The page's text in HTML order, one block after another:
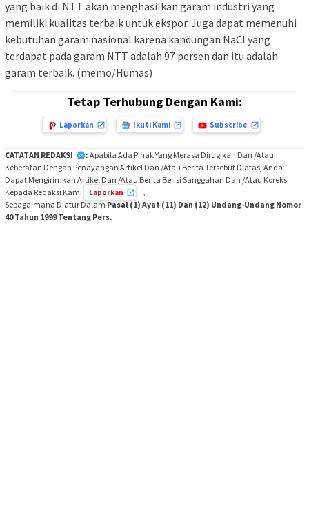
yang baik di NTT akan menghasilkan garam industri yang
memiliki kualitas terbaik untuk ekspor. Juga dapat memenuhi
kebutuhan garam nasional karena kandungan NaCl yang
terdapat pada garam NTT adalah 97 persen dan itu adalah
garam terbaik. (memo/Humas)
Tetap Terhubung Dengan Kami:
Laporkan Ikuti Kami Subscribe
CATATAN REDAKSI : Apabila Ada Pihak Yang Merasa Dirugikan Dan /Atau
Keberatan Dengan Penayangan Artikel Dan /Atau Berita Tersebut Diatas, Anda
Dapat Mengirimkan Artikel Dan /Atau Berita Berisi Sanggahan Dan /Atau Koreksi
Kepada Redaksi Kami
Laporkan
Sebagaimana Diatur DalamPasal (1) Ayat (11) Dan (12) Undang-Undang Nomor
40 Tahun 1999 Tentang Pers.